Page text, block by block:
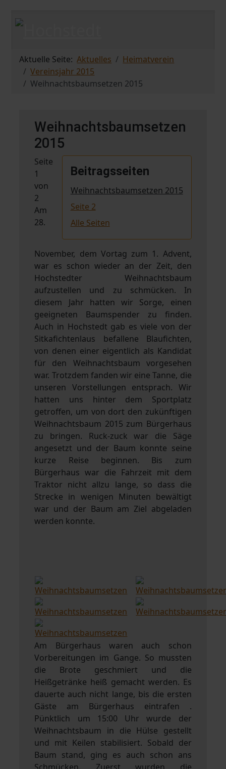
Aktuelle Seite:Aktuelles
Heimatverein
Vereinsjahr 2015
Weihnachtsbaumsetzen 2015
Weihnachtsbaumsetzen
2015
Beitragsseiten
Weihnachtsbaumsetzen 2015
Seite 2
Alle Seiten
Seite
1
von
2
Am
28.
November, dem Vortag zum 1. Advent,
war es schon wieder an der Zeit, den
Hochstedter Weihnachtsbaum
aufzustellen und zu schmücken. In
diesem Jahr hatten wir Sorge, einen
geeigneten Baumspender zu finden.
Auch in Hochstedt gab es viele von der
Sitkafichtenlaus befallene Blaufichten,
von denen einer eigentlich als Kandidat
für den Weihnachtsbaum vorgesehen
war. Trotzdem fanden wir eine Tanne, die
unseren Vorstellungen entsprach. Wir
hatten uns hinter dem Sportplatz
getroffen, um von dort den zukünftigen
Weihnachtsbaum 2015 zum Bürgerhaus
zu bringen. Ruck-zuck war die Säge
angesetzt und der Baum konnte seine
kurze Reise beginnen. Bis zum
Bürgerhaus war die Fahrzeit mit dem
Traktor nicht allzu lange, so dass die
Strecke in wenigen Minuten bewältigt
war und der Baum am Ziel abgeladen
werden konnte.
Am Bürgerhaus waren auch schon
Vorbereitungen im Gange. So mussten
die Brote geschmiert und die
Heißgetränke heiß gemacht werden. Es
dauerte auch nicht lange, bis die ersten
Gäste am Bürgerhaus eintrafen .
Pünktlich um 15:00 Uhr wurde der
Weihnachtsbaum in die Hülse gestellt
und mit Keilen stabilisiert. Sobald der
Baum stand, ging es auch schon ans